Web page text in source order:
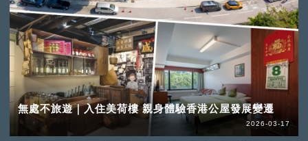
無處不旅遊｜入住美荷樓 親身體驗香港公屋發展變遷
2026-03-17